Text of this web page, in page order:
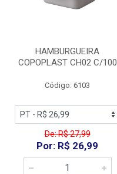
HAMBURGUEIRA
COPOPLAST CH02 C/100
Código: 6103
De: R$ 27,99
Por: R$ 26,99